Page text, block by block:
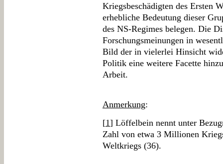
Kriegsbeschädigten des Ersten
erhebliche Bedeutung dieser
des NS-Regimes belegen. Die
Forschungsmeinungen in
Bild der in vielerlei Hinsicht
Politik eine weitere Facette
Arbeit.
Anmerkung:
[1] Löffelbein nennt unter
Zahl von etwa 3 Millionen
Weltkriegs (36).